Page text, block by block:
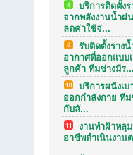
บริการติดตั้ง
จากพลังงานน้ำฝ
ลดค่าใช้จ่...
รับติดตั้งราง
อากาศที่ออกแบบ
ลูกค้า ทีมช่างมีร...
บริการผนังเบ
ออกกำลังกาย ที
กับลั...
งานทำฝ้าหลุ
อาชีพดำเนินงาน